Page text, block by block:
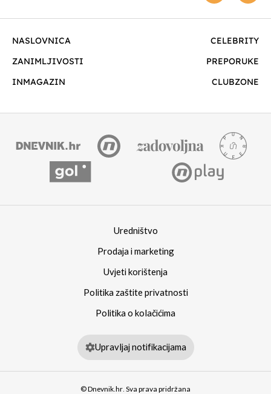
NASLOVNICA
CELEBRITY
ZANIMLJIVOSTI
PREPORUKE
INMAGAZIN
CLUBZONE
Uredništvo
Prodaja i marketing
Uvjeti korištenja
Politika zaštite privatnosti
Politika o kolačićima
Upravljaj notifikacijama
© Dnevnik.hr. Sva prava pridržana